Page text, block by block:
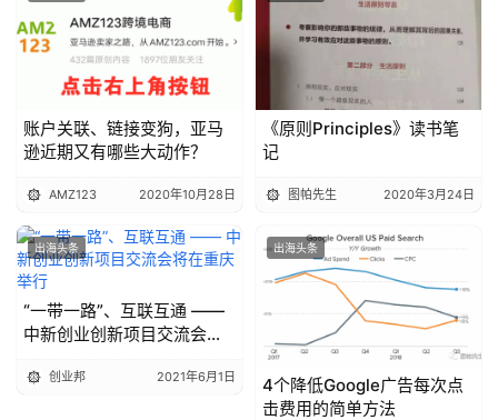
账户关联、链接变狗，亚马
逊近期又有哪些大动作？
AMZ123 2020年10月28日
《原则Principles》读书笔
记
图帕先生 2020年3月24日
出海头条
“一带一路”、互联互通 ——
中新创业创新项目交流会将
创业邦 2021年6月1日
出海头条
4个降低Google广告每次点
击费用的简单方法